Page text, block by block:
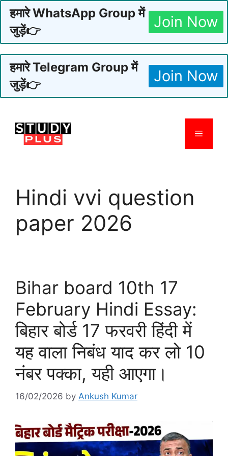
हमारे WhatsApp Group में
जुड़ें👉
Join Now
हमारे Telegram Group में
जुड़ें👉
Join Now
content
Menu
Hindi vvi question
paper 2026
Bihar board 10th 17
February Hindi Essay:
बिहार बोर्ड 17 फरवरी हिंदी में
यह वाला निबंध याद कर लो 10
नंबर पक्का, यही आएगा।
16/02/2026 by Ankush Kumar